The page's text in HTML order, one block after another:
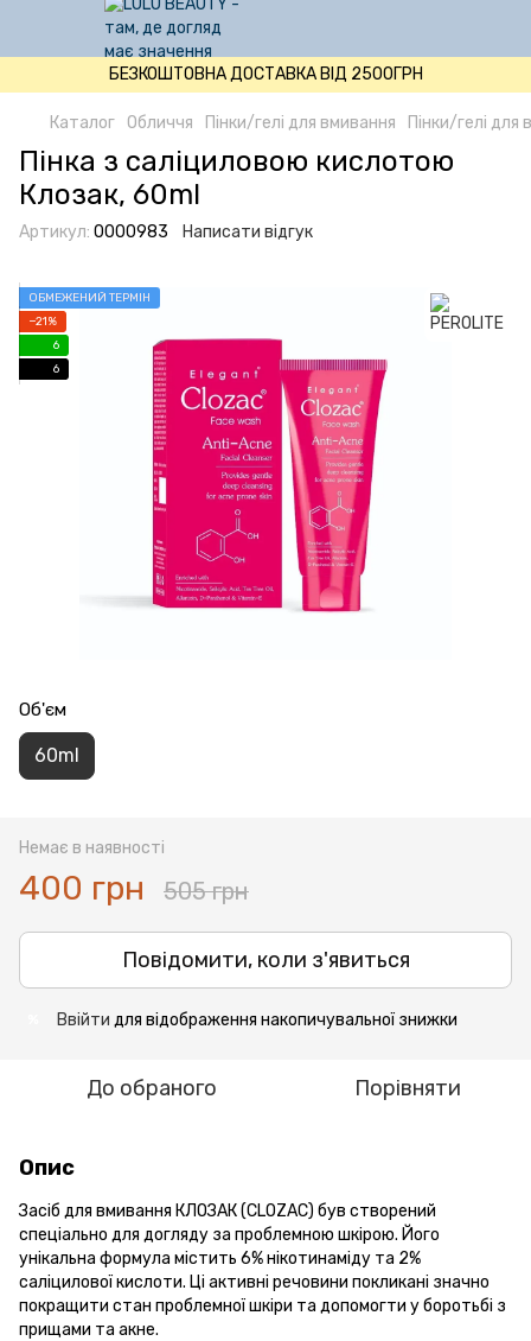
БЕЗКОШТОВНА ДОСТАВКА ВІД 2500ГРН
Каталог Обличчя Пінки/гелі для вмивання Пінки/гелі для
Пінка з саліциловою кислотою
Клозак, 60ml
Артикул: 0000983 Написати відгук
ОБМЕЖЕНИЙ ТЕРМІН
−21%
6
6
Об'єм
60ml
Немає в наявності
400 грн 505 грн
Повідомити, коли з'явиться
Ввійти для відображення накопичувальної знижки
До обраного Порівняти
Опис
Засіб для вмивання КЛОЗАК (CLOZAC) був створений
спеціально для догляду за проблемною шкірою. Його
унікальна формула містить 6% нікотинаміду та 2%
саліцилової кислоти. Ці активні речовини покликані значно
покращити стан проблемної шкіри та допомогти у боротьбі з
прищами та акне.